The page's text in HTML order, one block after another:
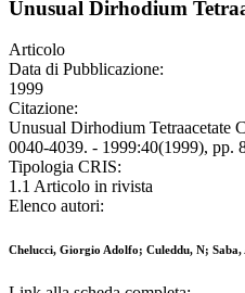
Unusual Dirhodium
Articolo
Data di Pubblicazione:
1999
Citazione:
Unusual Dirhodium
0040-4039. - 1999:40(1999), pp.
Tipologia CRIS:
1.1 Articolo in rivista
Elenco autori:
Chelucci, Giorgio Adolfo; Culeddu, N;